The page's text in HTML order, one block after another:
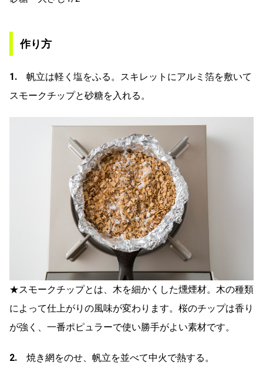
作り方
1. 帆立は軽く塩をふる。スキレットにアルミ箔を敷いて
スモークチップと砂糖を入れる。
★スモークチップとは、木を細かくした燻煙材。木の種類
によって仕上がりの風味が変わります。桜のチップは香り
が強く、一番ポピュラーで使い勝手がよい素材です。
2. 焼き網をのせ、帆立を並べて中火で熱する。